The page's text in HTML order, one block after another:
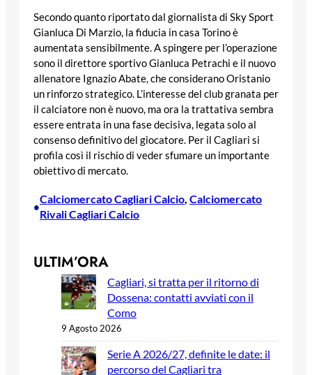
Secondo quanto riportato dal giornalista di Sky Sport
Gianluca Di Marzio, la fiducia in casa Torino è
aumentata sensibilmente. A spingere per l’operazione
sono il direttore sportivo Gianluca Petrachi e il nuovo
allenatore Ignazio Abate, che considerano Oristanio
un rinforzo strategico. L’interesse del club granata per
il calciatore non è nuovo, ma ora la trattativa sembra
essere entrata in una fase decisiva, legata solo al
consenso definitivo del giocatore. Per il Cagliari si
profila così il rischio di veder sfumare un importante
obiettivo di mercato.
•
Calciomercato Cagliari Calcio, Calciomercato
Rivali Cagliari Calcio
ULTIM’ORA
Cagliari, si tratta per il ritorno di
Dossena: contatti avviati con il
Como
9 Agosto 2026
Serie A 2026/27, definite le date: il
percorso del Cagliari tra